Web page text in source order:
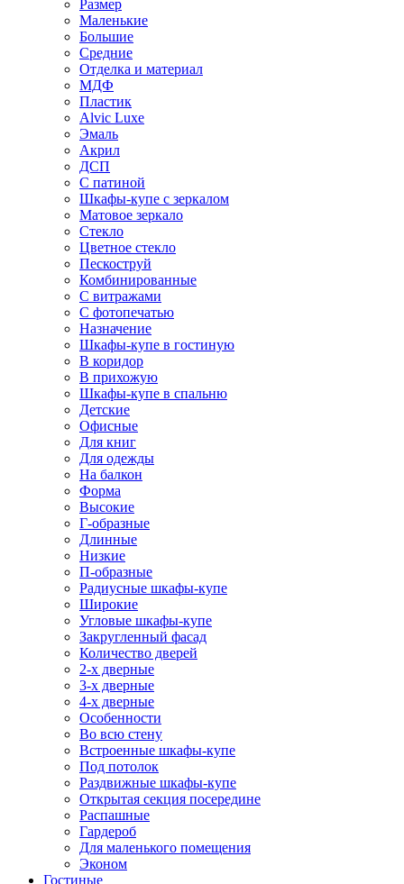
Размер
Маленькие
Большие
Средние
Отделка и материал
МДФ
Пластик
Alvic Luxe
Эмаль
Акрил
ДСП
С патиной
Шкафы-купе с зеркалом
Матовое зеркало
Стекло
Цветное стекло
Пескоструй
Комбинированные
С витражами
С фотопечатью
Назначение
Шкафы-купе в гостиную
В коридор
В прихожую
Шкафы-купе в спальню
Детские
Офисные
Для книг
Для одежды
На балкон
Форма
Высокие
Г-образные
Длинные
Низкие
П-образные
Радиусные шкафы-купе
Широкие
Угловые шкафы-купе
Закругленный фасад
Количество дверей
2-х дверные
3-х дверные
4-х дверные
Особенности
Во всю стену
Встроенные шкафы-купе
Под потолок
Раздвижные шкафы-купе
Открытая секция посередине
Распашные
Гардероб
Для маленького помещения
Эконом
Гостиные